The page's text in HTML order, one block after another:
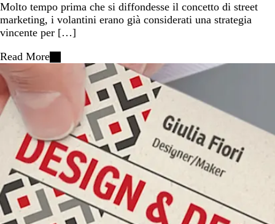
Molto tempo prima che si diffondesse il concetto di street
marketing, i volantini erano già considerati una strategia
vincente per […]
Read More